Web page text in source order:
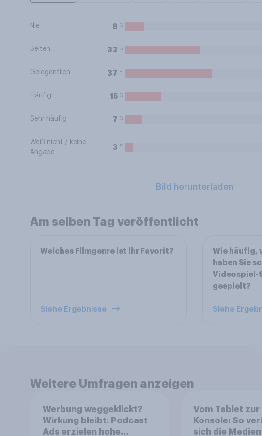
Nie 8 %
Selten 32 %
Gelegentlich 37 %
Häufig 15 %
Sehr häufig 7 %
Weiß nicht / keine
Angabe
3 %
Bild herunterladen
Am selben Tag veröffentlicht
Welches Filmgenre ist ihr Favorit?
Siehe Ergebnisse
Wie häufig,
haben Sie
Videospiel-
gespielt?
Siehe
Weitere Umfragen anzeigen
Werbung weggeklickt?
Wirkung bleibt: Podcast
Ads erzielen hohe
Vom Tablet zur
Konsole: So
sich die